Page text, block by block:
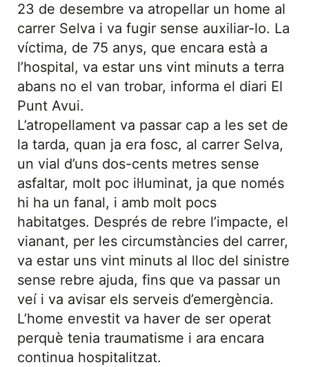
23 de desembre va atropellar un home al
carrer Selva i va fugir sense auxiliar-lo. La
víctima, de 75 anys, que encara està a
l’hospital, va estar uns vint minuts a terra
abans no el van trobar, informa el diari El
Punt Avui.
L’atropellament va passar cap a les set de
la tarda, quan ja era fosc, al carrer Selva,
un vial d’uns dos-cents metres sense
asfaltar, molt poc il·luminat, ja que només
hi ha un fanal, i amb molt pocs
habitatges. Després de rebre l’impacte, el
vianant, per les circumstàncies del carrer,
va estar uns vint minuts al lloc del sinistre
sense rebre ajuda, fins que va passar un
veí i va avisar els serveis d’emergència.
L’home envestit va haver de ser operat
perquè tenia traumatisme i ara encara
continua hospitalitzat.